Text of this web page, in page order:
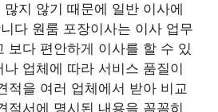
지 않기 때문에 일반 이사에
다 원룸 포장이사는 이사 업무
보다 편안하게 이사를 할 수 있
업체에 따라 서비스 품질이
적을 여러 업체에서 받아 비교
적서에 명시된 내용을 꼼꼼히